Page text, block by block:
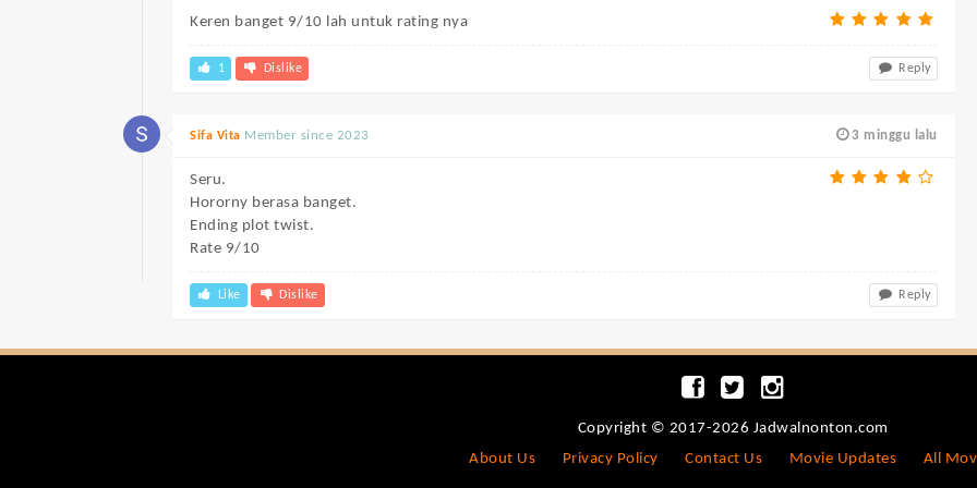
Keren banget 9/10 lah untuk rating nya
1 Dislike Reply
3 minggu lalu
Sifa Vita Member since 2023
Seru.
Hororny berasa banget.
Ending plot twist.
Rate 9/10
Like Dislike Reply
Copyright © 2017-2026 Jadwalnonton.com
About Us
Privacy Policy Contact Us Movie Updates All